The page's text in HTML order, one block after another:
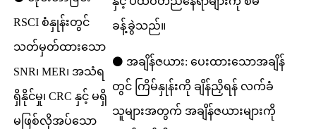
RSCI စံနှုန်းတွင်
သတ်မှတ်ထားသော
SNR၊ MER၊ အသံရ
ရှိနိုင်မှု၊ CRC နှင့် မရှိ
မဖြစ်လိုအပ်သော
ခန့်ခွဲသည်။
⚫ အချိန်ဇယား: ပေးထားသောအချိန်
တွင် ကြိမ်နှုန်းကို ချိန်ညှိရန် လက်ခံ
သူများအတွက် အချိန်ဇယားများကို